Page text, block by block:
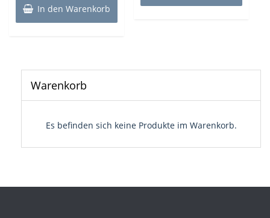
In den Warenkorb
Warenkorb
Es befinden sich keine Produkte im Warenkorb.